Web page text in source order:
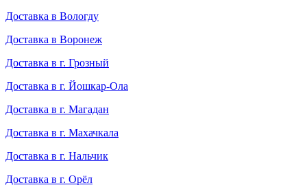
Доставка в Вологду
Доставка в Воронеж
Доставка в г. Грозный
Доставка в г. Йошкар-Ола
Доставка в г. Магадан
Доставка в г. Махачкала
Доставка в г. Нальчик
Доставка в г. Орёл